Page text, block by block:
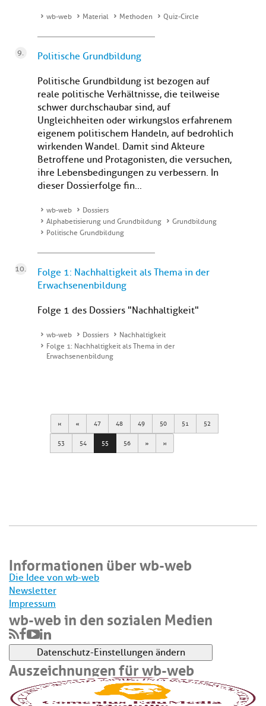
wb-web Material Methoden Quiz-Circle
Politische Grundbildung
Politische Grundbildung ist bezogen auf
reale politische Verhältnisse, die teilweise
schwer durchschaubar sind, auf
Ungleichheiten oder wirkungslos erfahrenem
eigenem politischem Handeln, auf bedrohlich
wirkenden Wandel. Damit sind Akteure
Betroffene und Protagonisten, die versuchen,
ihre Lebensbedingungen zu verbessern. In
dieser Dossierfolge fin...
wb-web
Dossiers
Alphabetisierung und Grundbildung
Grundbildung
Politische Grundbildung
Folge 1: Nachhaltigkeit als Thema in der
Erwachsenenbildung
Folge 1 des Dossiers "Nachhaltigkeit"
wb-web Dossiers
Nachhaltigkeit
Folge 1: Nachhaltigkeit als Thema in der
Erwachsenenbildung
First Previous
47 48 49 50 51 52
53 54 55 56 Next Last
Informationen über wb-web
Die Idee von wb-web
Newsletter
Impressum
wb-web in den sozialen Medien
Datenschutz-Einstellungen ändern
Auszeichnungen für wb-web